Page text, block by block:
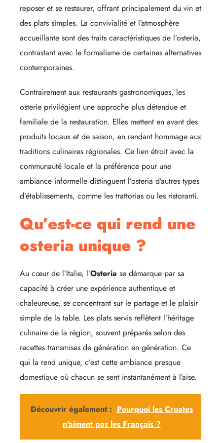
reposer et se restaurer, offrant principalement du vin et
des plats simples. La convivialité et l’atmosphère
accueillante sont des traits caractéristiques de l’osteria,
contrastant avec le formalisme de certaines alternatives
contemporaines.
Contrairement aux restaurants gastronomiques, les
osterie privilégient une approche plus détendue et
familiale de la restauration. Elles mettent en avant des
produits locaux et de saison, en rendant hommage aux
traditions culinaires régionales. Ce lien étroit avec la
communauté locale et la préférence pour une
ambiance informelle distinguent l’osteria d’autres types
d’établissements, comme les trattorias ou les ristoranti.
Qu’est-ce qui rend une
osteria unique ?
Au cœur de l’Italie, l’Osteria se démarque par sa
capacité à créer une expérience authentique et
chaleureuse, se concentrant sur le partage et le plaisir
simple de la table. Les plats servis reflètent l’héritage
culinaire de la région, souvent préparés selon des
recettes transmises de génération en génération. Ce
qui la rend unique, c’est cette ambiance presque
domestique où chacun se sent instantanément à l’aise.
Découvrir également : Pourquoi les Croates
n'aiment pas les Français ?